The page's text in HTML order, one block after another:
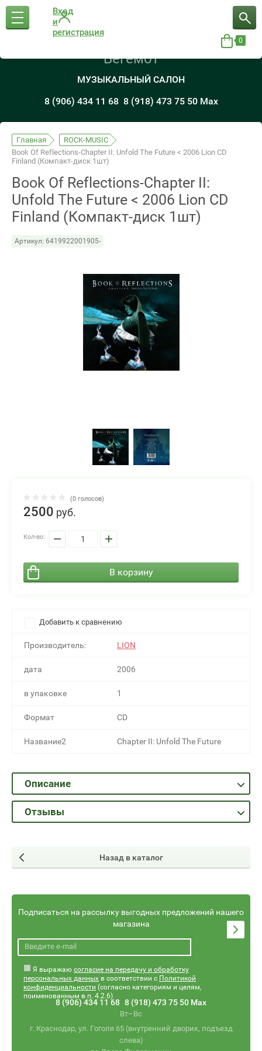
Вход
и
регистрация
0
Бегемот
МУЗЫКАЛЬНЫЙ САЛОН
8 (906) 434 11 68 8 (918) 473 75 50 Max
Главная
ROCK-MUSIC
Book Of Reflections-Chapter II: Unfold The Future < 2006 Lion CD
Finland (Компакт-диск 1шт)
Book Of Reflections-Chapter II:
Unfold The Future < 2006 Lion CD
Finland (Компакт-диск 1шт)
Артикул: 6419922001905-
(0 голосов)
2500 руб.
Кол-во: − +
В корзину
Добавить к сравнению
Производитель: LION
дата 2006
в упаковке 1
Формат CD
Название2 Chapter II: Unfold The Future
Описание
Отзывы
Назад в каталог
Подписаться на рассылку выгодных предложений нашего
магазина
Я выражаю согласие на передачу и обработку
персональных данных в соответствии с Политикой
конфиденциальности (согласно категориям и целям,
поименованным в п. 4.2.6)
8 (906) 434 11 68 8 (918) 473 75 50 Max
Вт–Вс
г. Краснодар, ул. Гоголя 65 (внутренний дворик, подъезд
слева)